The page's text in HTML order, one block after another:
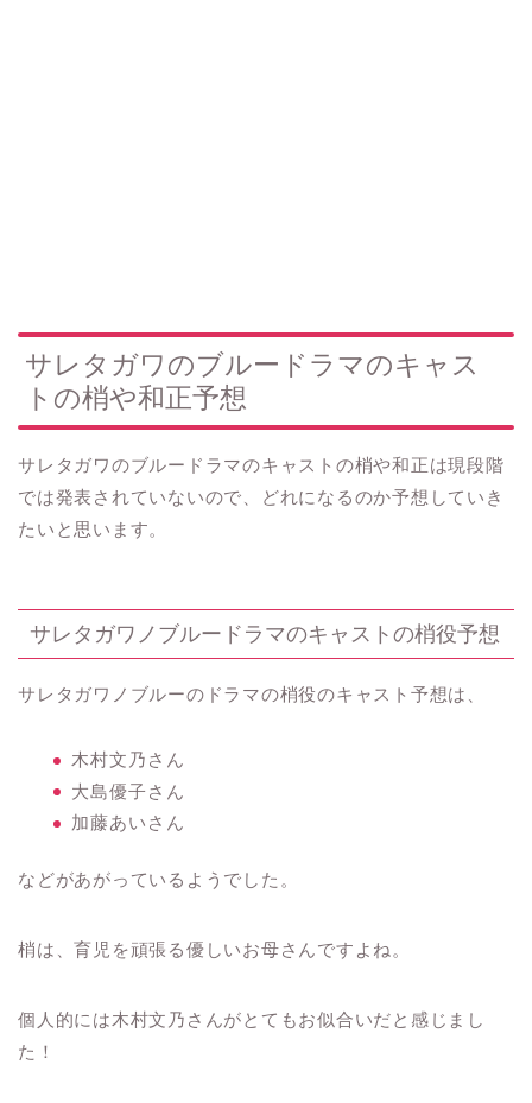
サレタガワのブルードラマのキャス
トの梢や和正予想
サレタガワのブルードラマのキャストの梢や和正は現段階
では発表されていないので、どれになるのか予想していき
たいと思います。
サレタガワノブルードラマのキャストの梢役予想
サレタガワノブルーのドラマの梢役のキャスト予想は、
木村文乃さん
大島優子さん
加藤あいさん
などがあがっているようでした。
梢は、育児を頑張る優しいお母さんですよね。
個人的には木村文乃さんがとてもお似合いだと感じまし
た！